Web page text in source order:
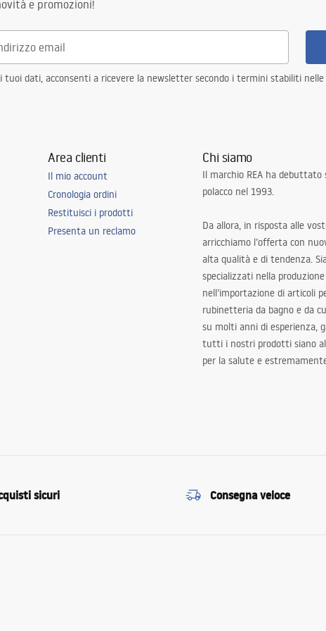
integrata
integrata
da pranzo, corridoio/scale, cucina,
bambini, soggiorno, camera da
e promozioni!
tuoi dati, acconsenti a ricevere la newsletter secondo i termini stabiliti nelle
Area clienti
Il mio account
Cronologia ordini
Restituisci i prodotti
Presenta un reclamo
Chi siamo
Il marchio REA ha debuttato
polacco nel 1993.
Da allora, in risposta alle
arricchiamo l’offerta con
alta qualità e di tendenza.
specializzati nella
nell’importazione di articoli
rubinetteria da bagno e da
su molti anni di esperienza,
tutti i nostri prodotti siano
per la salute e
sicuri Consegna veloce